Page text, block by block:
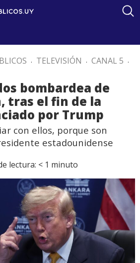
. TELEVISIÓN . CANAL 5 .
bombardea de
tras el fin de la
por Trump
con ellos, porque son
estadounidense
lectura: < 1 minuto